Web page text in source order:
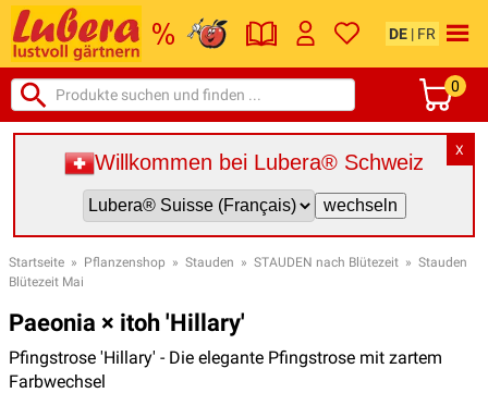
DE | FR
0
X
Willkommen bei Lubera® Schweiz
Startseite » Pflanzenshop » Stauden » STAUDEN nach Blütezeit » Stauden
Blütezeit Mai
Paeonia × itoh 'Hillary'
Pfingstrose 'Hillary' - Die elegante Pfingstrose mit zartem
Farbwechsel